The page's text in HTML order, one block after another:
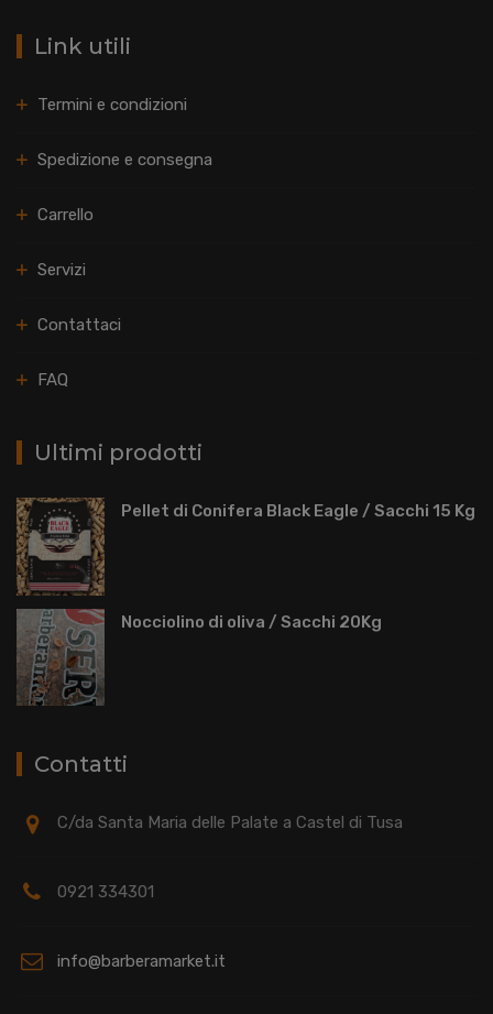
Link utili
Termini e condizioni
Spedizione e consegna
Carrello
Servizi
Contattaci
FAQ
Ultimi prodotti
Pellet di Conifera Black Eagle / Sacchi 15 Kg
Nocciolino di oliva / Sacchi 20Kg
Contatti
C/da Santa Maria delle Palate a Castel di Tusa
0921 334301
info@barberamarket.it